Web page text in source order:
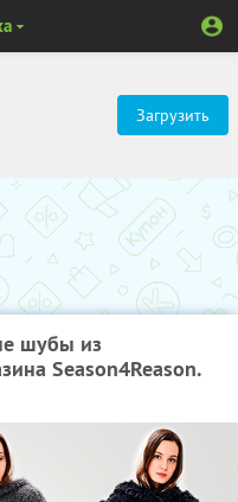
Загрузить
шубы из
Season4Reason.